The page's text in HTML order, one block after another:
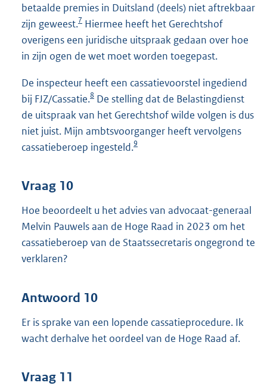
betaalde premies in Duitsland (deels) niet aftrekbaar
zijn geweest.7 Hiermee heeft het Gerechtshof
overigens een juridische uitspraak gedaan over hoe
in zijn ogen de wet moet worden toegepast.
De inspecteur heeft een cassatievoorstel ingediend
bij FJZ/Cassatie.8 De stelling dat de Belastingdienst
de uitspraak van het Gerechtshof wilde volgen is dus
niet juist. Mijn ambtsvoorganger heeft vervolgens
cassatieberoep ingesteld.9
Vraag 10
Hoe beoordeelt u het advies van advocaat-generaal
Melvin Pauwels aan de Hoge Raad in 2023 om het
cassatieberoep van de Staatssecretaris ongegrond te
verklaren?
Antwoord 10
Er is sprake van een lopende cassatieprocedure. Ik
wacht derhalve het oordeel van de Hoge Raad af.
Vraag 11